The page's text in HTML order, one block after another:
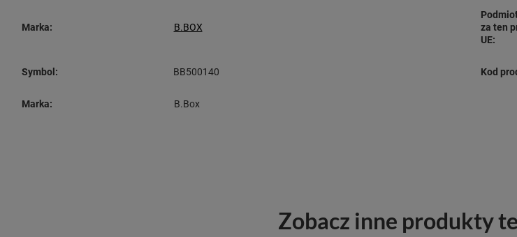
Marka: B.BOX
za ten
UE:
Symbol: BB500140 Kod
Marka: B.Box
Zobacz inne produkty